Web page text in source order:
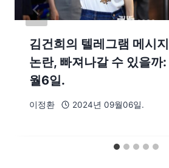
김건희의 텔레그램 메시
논란, 빠져나갈 수 있을까
월6일.
이정환 2024년 09월06일.